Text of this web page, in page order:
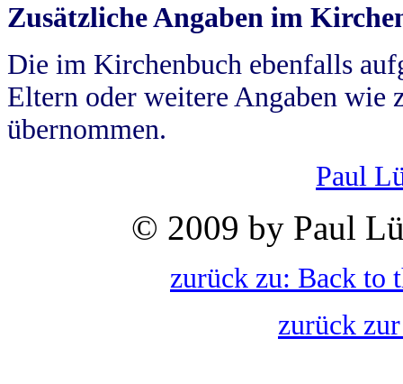
Zusätzliche Angaben im
Die im Kirchenbuch ebenfalls
Eltern oder weitere Angaben wie
übernommen.
Paul
© 2009 by Paul
zurück zu: Back to
zurück